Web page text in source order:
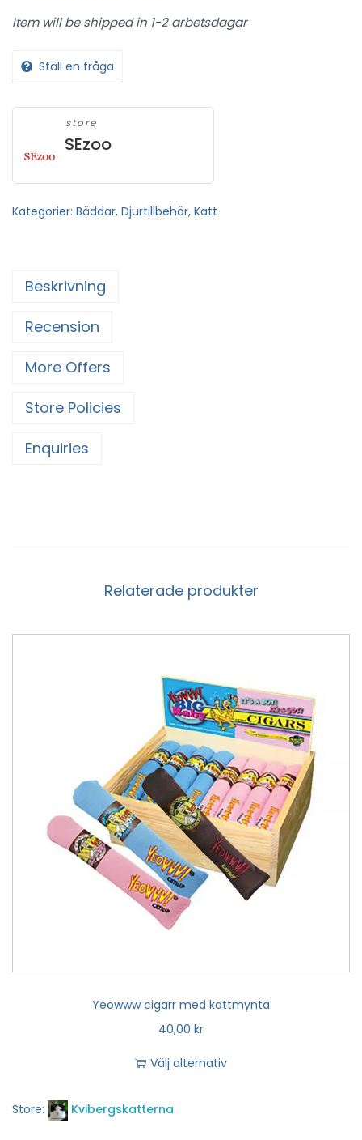
Item will be shipped in 1-2 arbetsdagar
Ställ en fråga
store
SEzoo
Kategorier: Bäddar, Djurtillbehör, Katt
Beskrivning
Recension
More Offers
Store Policies
Enquiries
Relaterade produkter
Yeowww cigarr med kattmynta
40,00 kr
Välj alternativ
Store: Kvibergskatterna